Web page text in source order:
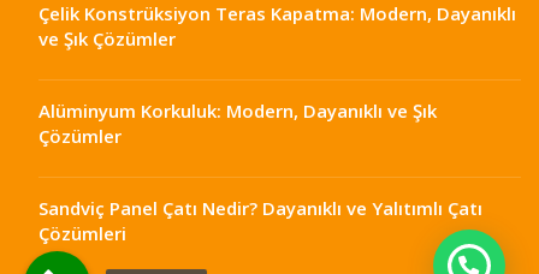
Çelik Konstrüksiyon Teras Kapatma: Modern, Dayanıklı
ve Şık Çözümler
Alüminyum Korkuluk: Modern, Dayanıklı ve Şık
Çözümler
Sandviç Panel Çatı Nedir? Dayanıklı ve Yalıtımlı Çatı
Çözümleri